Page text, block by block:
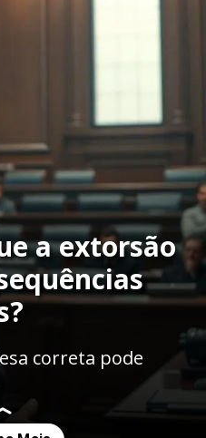
a extorsão
correta pode